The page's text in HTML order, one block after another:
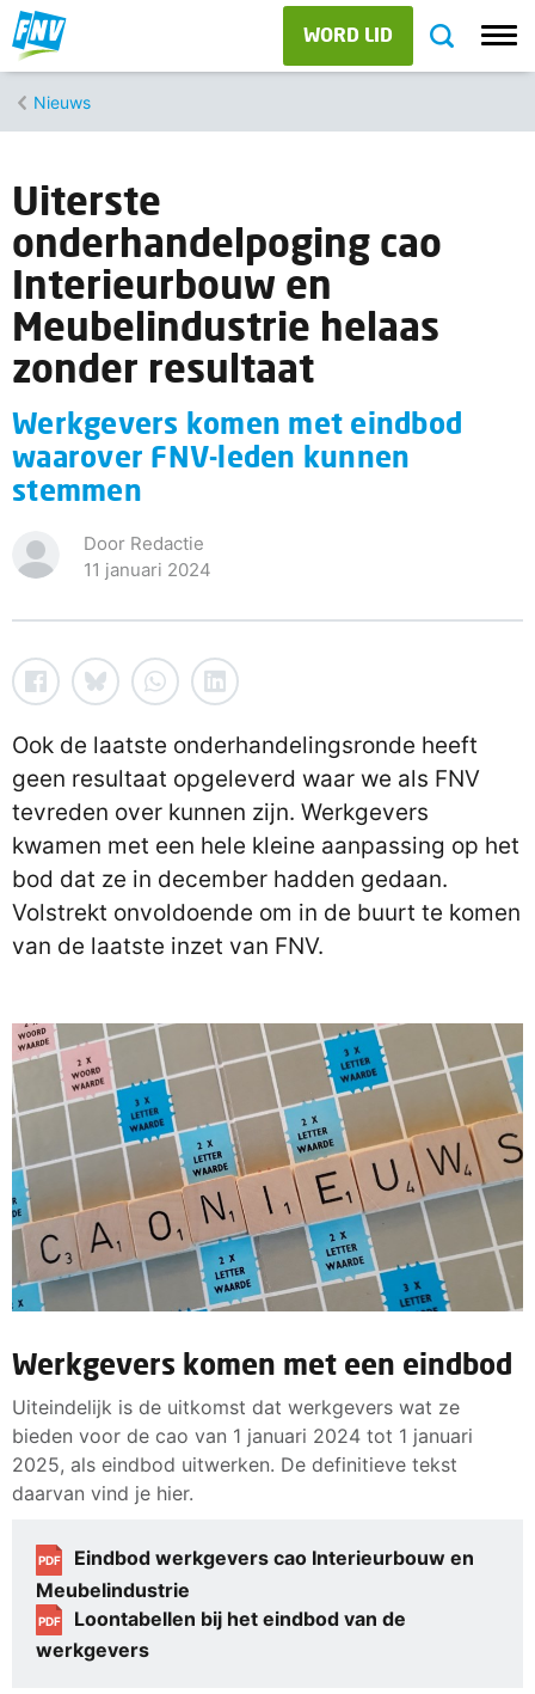
WORD LID
Nieuws
Uiterste
onderhandelpoging cao
Interieurbouw en
Meubelindustrie helaas
zonder resultaat
Werkgevers komen met eindbod
waarover FNV-leden kunnen
stemmen
Door Redactie
11 januari 2024
Ook de laatste onderhandelingsronde heeft
geen resultaat opgeleverd waar we als FNV
tevreden over kunnen zijn. Werkgevers
kwamen met een hele kleine aanpassing op het
bod dat ze in december hadden gedaan.
Volstrekt onvoldoende om in de buurt te komen
van de laatste inzet van FNV.
Werkgevers komen met een eindbod
Uiteindelijk is de uitkomst dat werkgevers wat ze
bieden voor de cao van 1 januari 2024 tot 1 januari
2025, als eindbod uitwerken. De definitieve tekst
daarvan vind je hier.
PDF
Eindbod werkgevers cao Interieurbouw en
Meubelindustrie
PDF
Loontabellen bij het eindbod van de
werkgevers